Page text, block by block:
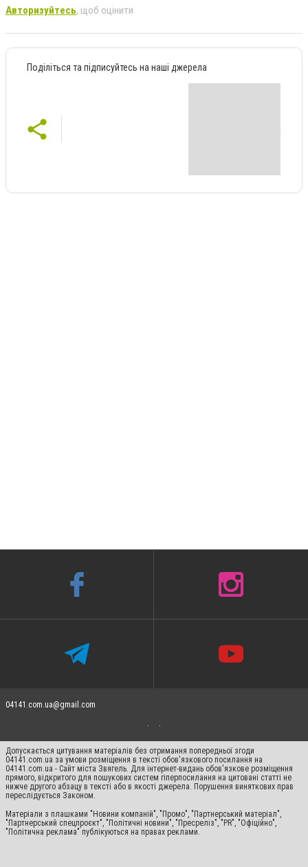
Авторизуйтесь, щоб оцінити
Поділіться та підписуйтесь на наші джерела
04141.com.ua@gmail.com
Допускається цитування матеріалів без отримання попередньої згоди
04141.com.ua за умови розміщення в тексті обов'язкового посилання на
04141.com.ua - Сайт міста Звягель. Для інтернет-видань обов'язкове розміщення
прямого, відкритого для пошукових систем гіперпосилання на цитовані статті не
нижче другого абзацу в тексті або в якості джерела. Порушення виняткових прав
переслідується Законом.
Матеріали з плашками "Новини компаній", "Промо", "Партнерський матеріал",
"Партнерський спецпроєкт", "Політичні новини", "Пресреліз", "PR", "Офіційно",
"Політична реклама" публікуються на правах реклами.